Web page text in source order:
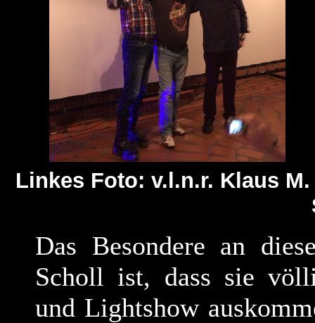
Linkes Foto: v.l.n.r. Klaus
Das Besondere an
Scholl ist, dass sie
und Lightshow